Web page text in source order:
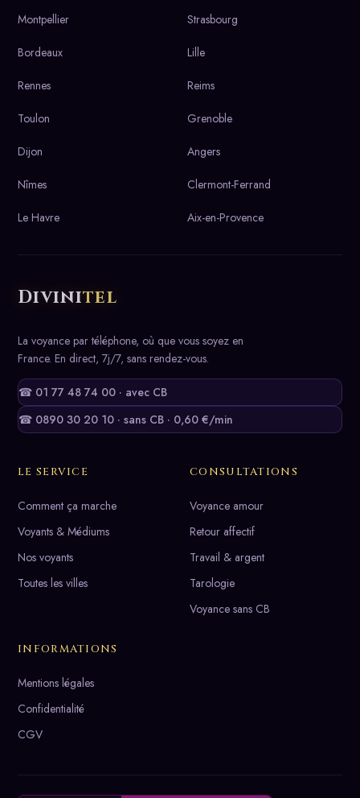
Montpellier Strasbourg
Bordeaux Lille
Rennes Reims
Toulon Grenoble
Dijon Angers
Nîmes Clermont-Ferrand
Le Havre Aix-en-Provence
Divinitel
La voyance par téléphone, où que vous soyez en
France. En direct, 7j/7, sans rendez-vous.
☎ 01 77 48 74 00 · avec CB
☎ 0890 30 20 10 · sans CB · 0,60 €/min
LE SERVICE
Comment ça marche
Voyants & Médiums
Nos voyants
Toutes les villes
CONSULTATIONS
Voyance amour
Retour affectif
Travail & argent
Tarologie
Voyance sans CB
INFORMATIONS
Mentions légales
Confidentialité
CGV